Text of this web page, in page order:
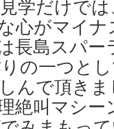
学だけで
心がマイ
長島スパ
の一つと
んで頂き
絶叫マシ